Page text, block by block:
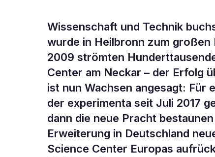
TECHNIK & DIGITALES
Die
aus der
Wissenschaft und Technik
wurde in Heilbronn zum
2009 strömten
Center am Neckar – der Erfolg
ist nun Wachsen angesagt: Für
der experimenta seit Juli 2017
dann die neue Pracht
Erweiterung in Deutschland
Science Center Europas